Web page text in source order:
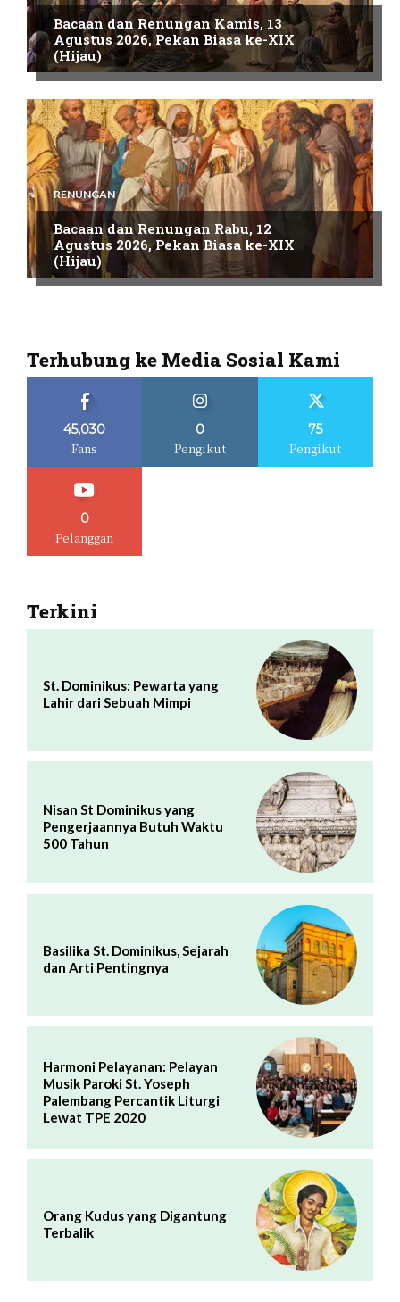
Bacaan dan Renungan Kamis, 13
Agustus 2026, Pekan Biasa ke-XIX
(Hijau)
RENUNGAN
Bacaan dan Renungan Rabu, 12
Agustus 2026, Pekan Biasa ke-XIX
(Hijau)
Terhubung ke Media Sosial Kami
45,030
Fans
0
Pengikut
75
Pengikut
0
Pelanggan
Terkini
St. Dominikus: Pewarta yang
Lahir dari Sebuah Mimpi
Nisan St Dominikus yang
Pengerjaannya Butuh Waktu
500 Tahun
Basilika St. Dominikus, Sejarah
dan Arti Pentingnya
Harmoni Pelayanan: Pelayan
Musik Paroki St. Yoseph
Palembang Percantik Liturgi
Lewat TPE 2020
Orang Kudus yang Digantung
Terbalik